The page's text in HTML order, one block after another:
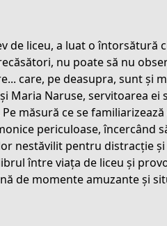
devil-storm
de liceu, a luat o întorsătură
nu poate să nu
care, pe deasupra, sunt și
Maria Naruse, servitoarea
măsură ce se
periculoase, încercând
nestăvilit pentru distracție
între viața de liceu și
de momente amuzante și